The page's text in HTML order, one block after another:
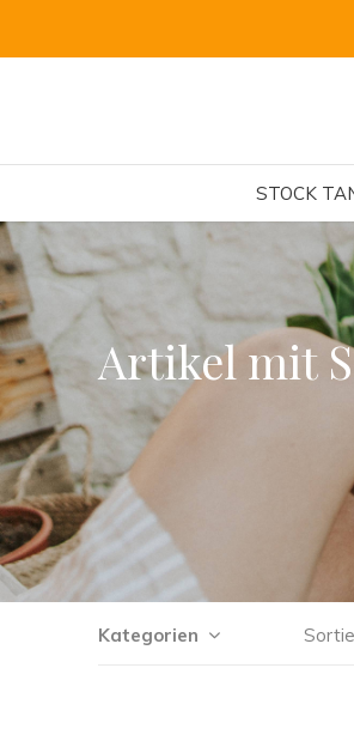
STOCK
All orders for the
Artikel mit
Kategorien